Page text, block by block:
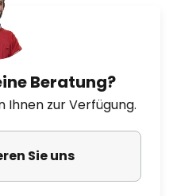
Beratung?
Ihnen zur Verfügung.
Sie uns